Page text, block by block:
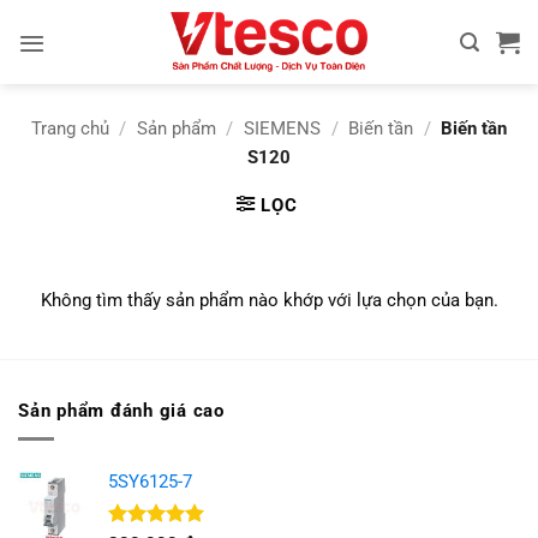
qua
Trang chủ / Sản phẩm / SIEMENS / Biến tần / Biến tần
S120
LỌC
Không tìm thấy sản phẩm nào khớp với lựa chọn của bạn.
Sản phẩm đánh giá cao
5SY6125-7